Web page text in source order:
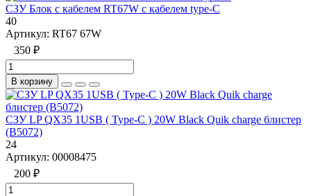
СЗУ Блок c кабелем RT67W с кабелем type-C
40
Артикул: RT67 67W
350 ₽
В корзину
СЗУ LP QX35 1USB ( Type-C ) 20W Black Quik charge блистер
(B5072)
24
Артикул: 00008475
200 ₽